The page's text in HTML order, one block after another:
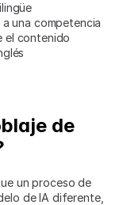
una competencia
el contenido
de
un proceso de
de IA diferente,